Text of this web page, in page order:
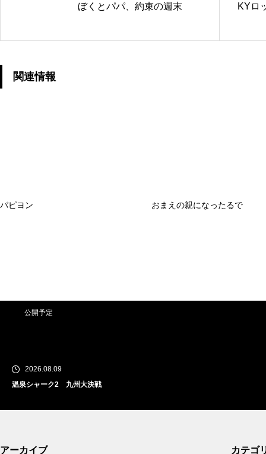
ぼくとパパ、約束の週末 KYロ
関連情報
パピヨン おまえの親になったるで
公開予定
2026.08.09
温泉シャーク2 九州大決戦
アーカイブ カテゴ